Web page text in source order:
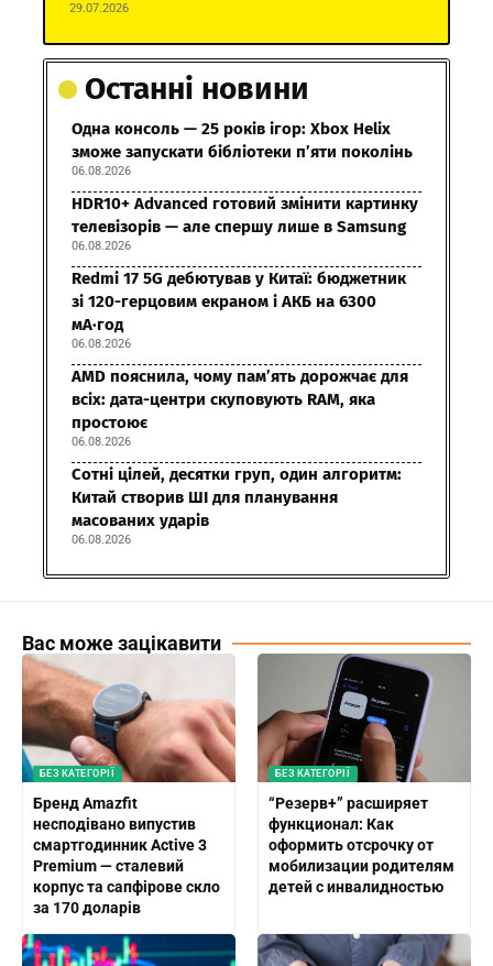
29.07.2026
Останні новини
Одна консоль — 25 років ігор: Xbox Helix
зможе запускати бібліотеки п’яти поколінь
06.08.2026
HDR10+ Advanced готовий змінити картинку
телевізорів — але спершу лише в Samsung
06.08.2026
Redmi 17 5G дебютував у Китаї: бюджетник
зі 120-герцовим екраном і АКБ на 6300
мА·год
06.08.2026
AMD пояснила, чому пам’ять дорожчає для
всіх: дата-центри скуповують RAM, яка
простоює
06.08.2026
Сотні цілей, десятки груп, один алгоритм:
Китай створив ШІ для планування
масованих ударів
06.08.2026
Вас може зацікавити
БЕЗ КАТЕГОРІЇ
Бренд Amazfit
несподівано випустив
смартгодинник Active 3
Premium — сталевий
корпус та сапфірове скло
за 170 доларів
БЕЗ КАТЕГОРІЇ
“Резерв+” расширяет
функционал: Как
оформить отсрочку от
мобилизации родителям
детей с инвалидностью